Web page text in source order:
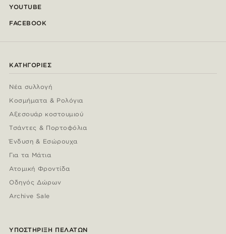
YOUTUBE
FACEBOOK
ΚΑΤΗΓΟΡΊΕΣ
Νέα συλλογή
Κοσμήματα & Ρολόγια
Αξεσουάρ κοστουμιού
Τσάντες & Πορτοφόλια
Ένδυση & Εσώρουχα
Για τα Μάτια
Ατομική Φροντίδα
Οδηγός Δώρων
Archive Sale
ΥΠΟΣΤΉΡΙΞΗ ΠΕΛΑΤΏΝ